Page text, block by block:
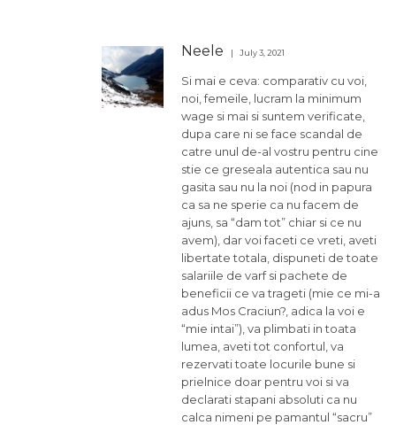
Neele July 3, 2021
Si mai e ceva: comparativ cu voi,
noi, femeile, lucram la minimum
wage si mai si suntem verificate,
dupa care ni se face scandal de
catre unul de-al vostru pentru cine
stie ce greseala autentica sau nu
gasita sau nu la noi (nod in papura
ca sa ne sperie ca nu facem de
ajuns, sa “dam tot” chiar si ce nu
avem), dar voi faceti ce vreti, aveti
libertate totala, dispuneti de toate
salariile de varf si pachete de
beneficii ce va trageti (mie ce mi-a
adus Mos Craciun?, adica la voi e
“mie intai”), va plimbati in toata
lumea, aveti tot confortul, va
rezervati toate locurile bune si
prielnice doar pentru voi si va
declarati stapani absoluti ca nu
calca nimeni pe pamantul “sacru”